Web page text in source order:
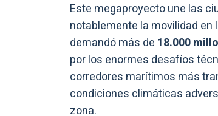
Este megaproyecto une las
notablemente la movilidad en
demandó más de 18.000
por los enormes desafíos
corredores marítimos más
condiciones climáticas
zona.